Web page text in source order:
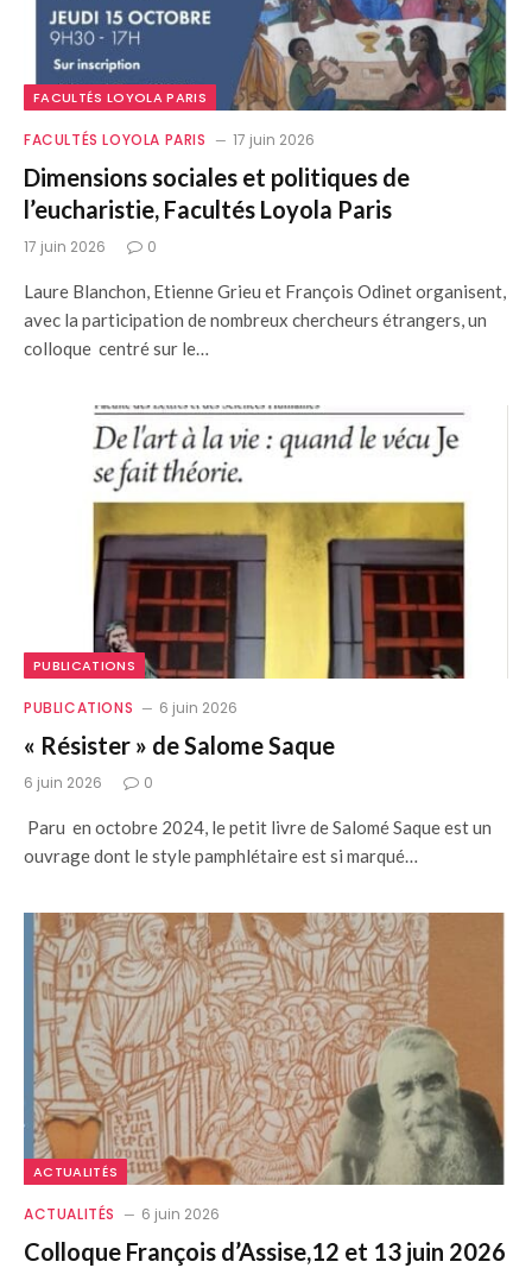
FACULTÉS LOYOLA PARIS
FACULTÉS LOYOLA PARIS 17 juin 2026
Dimensions sociales et politiques de
l’eucharistie, Facultés Loyola Paris
17 juin 2026 0
Laure Blanchon, Etienne Grieu et François Odinet organisent,
avec la participation de nombreux chercheurs étrangers, un
colloque centré sur le…
PUBLICATIONS
PUBLICATIONS 6 juin 2026
« Résister » de Salome Saque
6 juin 2026 0
Paru en octobre 2024, le petit livre de Salomé Saque est un
ouvrage dont le style pamphlétaire est si marqué…
ACTUALITÉS
ACTUALITÉS 6 juin 2026
Colloque François d’Assise,12 et 13 juin 2026